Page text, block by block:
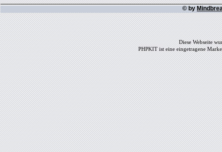
© by
Diese Webseite
PHPKIT ist eine eingetragene